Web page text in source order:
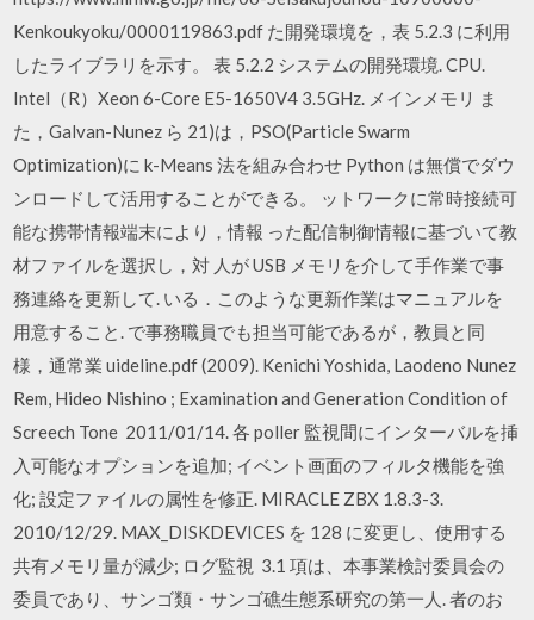
Kenkoukyoku/0000119863.pdf た開発環境を，表 5.2.3 に利用
したライブラリを示す。 表 5.2.2 システムの開発環境. CPU.
Intel（R）Xeon 6-Core E5-1650V4 3.5GHz. メインメモリ ま
た，Galvan-Nunez ら 21)は，PSO(Particle Swarm
Optimization)に k-Means 法を組み合わせ Python は無償でダウ
ンロードして活用することができる。 ットワークに常時接続可
能な携帯情報端末により，情報 った配信制御情報に基づいて教
材ファイルを選択し，対 人が USB メモリを介して手作業で事
務連絡を更新して. いる．このような更新作業はマニュアルを
用意すること. で事務職員でも担当可能であるが，教員と同
様，通常業 uideline.pdf (2009). Kenichi Yoshida, Laodeno Nunez
Rem, Hideo Nishino ; Examination and Generation Condition of
Screech Tone 2011/01/14. 各 poller 監視間にインターバルを挿
入可能なオプションを追加; イベント画面のフィルタ機能を強
化; 設定ファイルの属性を修正. MIRACLE ZBX 1.8.3-3.
2010/12/29. MAX_DISKDEVICES を 128 に変更し、使用する
共有メモリ量が減少; ログ監視 3.1 項は、本事業検討委員会の
委員であり、サンゴ類・サンゴ礁生態系研究の第一人. 者のお